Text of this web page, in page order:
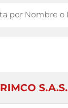
RIMCO S.A.S.